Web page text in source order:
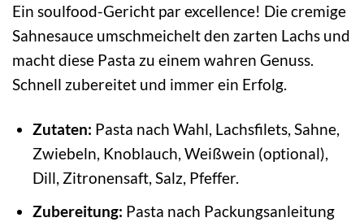
Ein soulfood-Gericht par excellence! Die cremige
Sahnesauce umschmeichelt den zarten Lachs und
macht diese Pasta zu einem wahren Genuss.
Schnell zubereitet und immer ein Erfolg.
Zutaten: Pasta nach Wahl, Lachsfilets, Sahne,
Zwiebeln, Knoblauch, Weißwein (optional),
Dill, Zitronensaft, Salz, Pfeffer.
Zubereitung: Pasta nach Packungsanleitung